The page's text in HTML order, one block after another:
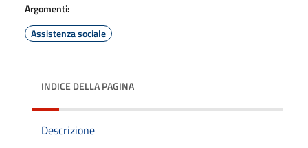
Argomenti:
Assistenza sociale
INDICE DELLA PAGINA
Descrizione